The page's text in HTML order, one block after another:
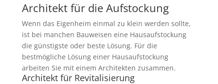
Architekt für die Aufstockung
Wenn das Eigenheim einmal zu klein werden sollte,
ist bei manchen Bauweisen eine Hausaufstockung
die günstigste oder beste Lösung. Für die
bestmögliche Lösung einer Hausaufstockung
arbeiten Sie mit einem Architekten zusammen.
Architekt für Revitalisierung